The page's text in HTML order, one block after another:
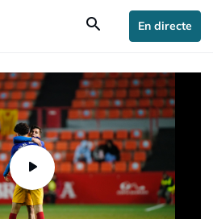
search En directe